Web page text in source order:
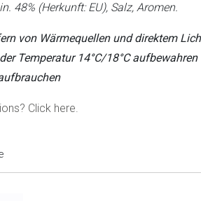
48% (Herkunft: EU), Salz, Aromen.
von Wärmequellen und direktem
Temperatur 14°C/18°C aufbewahren
Click here.
Ottimo prodotto per essere un tartufo